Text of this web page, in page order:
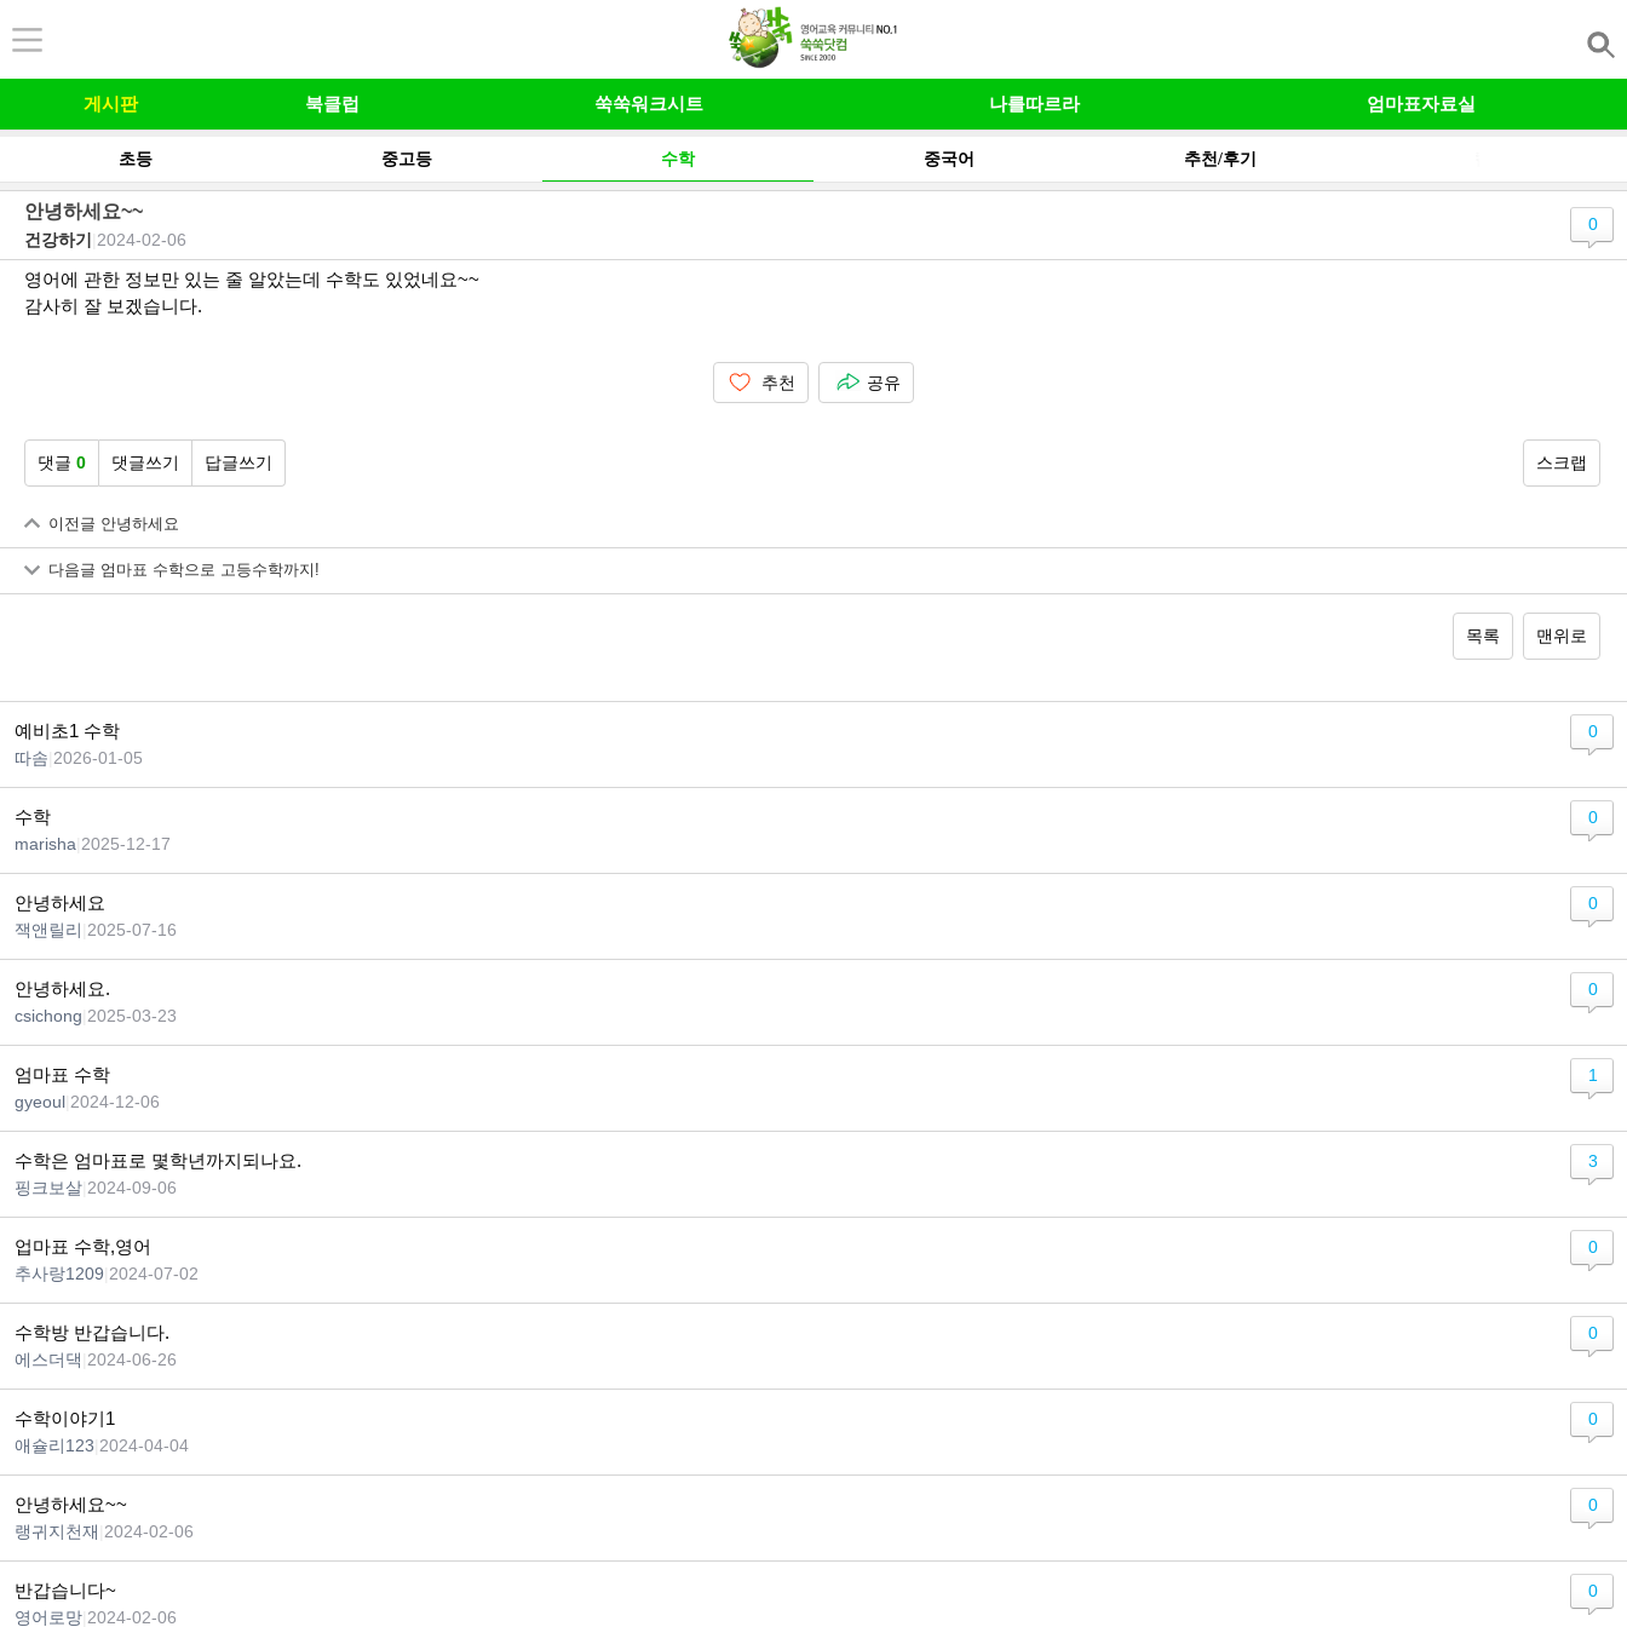
게시판 북클럽 쑥쑥워크시트 나를따르라 엄마표자료실
초등 중고등 수학 중국어 추천/후기
안녕하세요~~
건강하기 2024-02-06
0
영어에 관한 정보만 있는 줄 알았는데 수학도 있었네요~~
감사히 잘 보겠습니다.
추천 공유
댓글 0 댓글쓰기 답글쓰기 스크랩
이전글 안녕하세요
다음글 엄마표 수학으로 고등수학까지!
목록 맨위로
예비초1 수학
따솜 2026-01-05
0
수학
marisha 2025-12-17
0
안녕하세요
잭앤릴리 2025-07-16
0
안녕하세요.
csichong 2025-03-23
0
엄마표 수학
gyeoul 2024-12-06
1
수학은 엄마표로 몇학년까지되나요.
핑크보살 2024-09-06
3
업마표 수학,영어
추사랑1209 2024-07-02
0
수학방 반갑습니다.
에스더댁 2024-06-26
0
수학이야기1
애슐리123 2024-04-04
0
안녕하세요~~
랭귀지천재 2024-02-06
0
반갑습니다~
영어로망 2024-02-06
0